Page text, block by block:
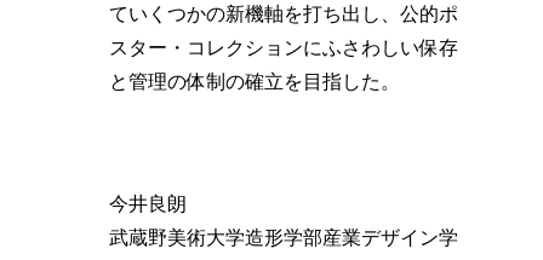
ていくつかの新機軸を打ち出し、公的ポ
スター・コレクションにふさわしい保存
と管理の体制の確立を目指した。
今井良朗
武蔵野美術大学造形学部産業デザイン学